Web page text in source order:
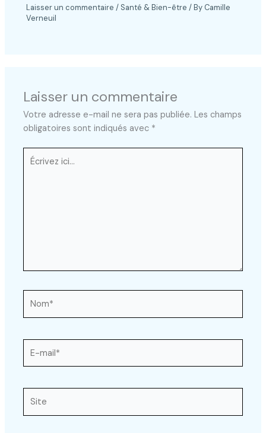
Laisser un commentaire / Santé & Bien-être / By Camille
Verneuil
Laisser un commentaire
Votre adresse e-mail ne sera pas publiée. Les champs
obligatoires sont indiqués avec *
Écrivez
ici…
mail*